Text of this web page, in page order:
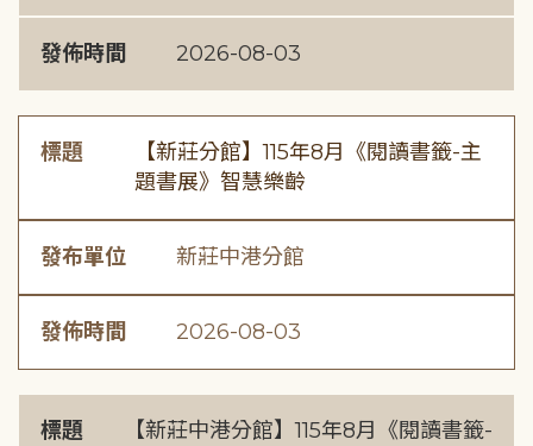
發佈時間 2026-08-03
標題
【新莊分館】115年8月《閱讀書籤-主
題書展》智慧樂齡
發布單位 新莊中港分館
發佈時間 2026-08-03
標題
【新莊中港分館】115年8月《閱讀書籤-